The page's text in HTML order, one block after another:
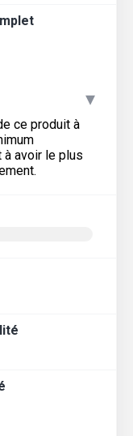
▾
ce produit à
avoir le plus